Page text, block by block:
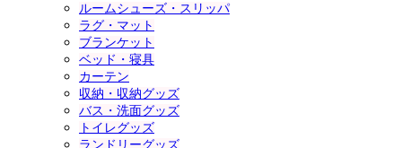
ルームシューズ・スリッパ
ラグ・マット
ブランケット
ベッド・寝具
カーテン
収納・収納グッズ
バス・洗面グッズ
トイレグッズ
ランドリーグッズ